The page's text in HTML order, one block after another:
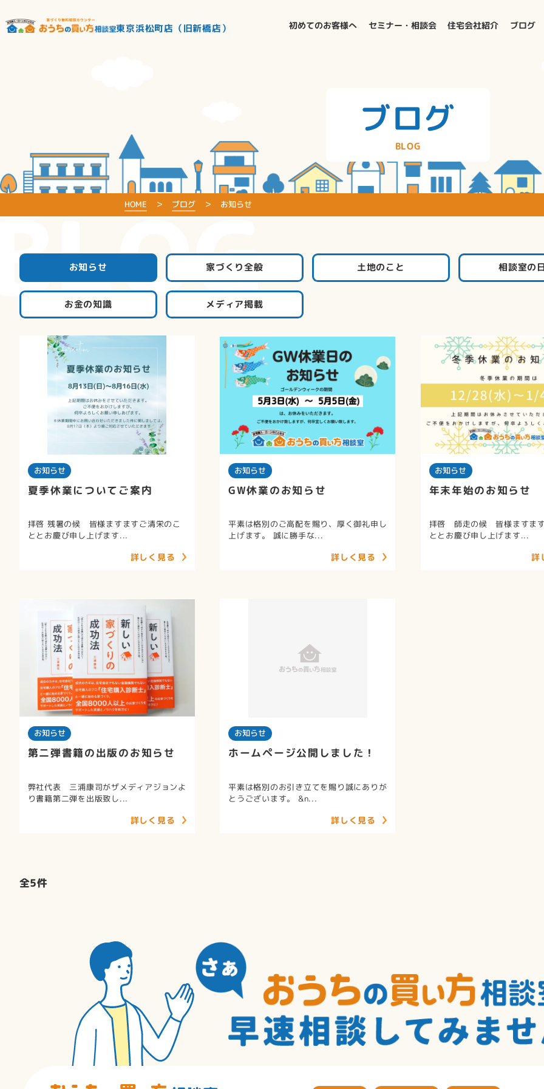
東京浜松町店（旧新橋店） 初めてのお客様へ セミナー・相談会 住宅会社紹介 ブログ
ブログ
BLOG
HOME ブログ お知らせ
お知らせ 家づくり全般 土地のこと 相談室の
お金の知識 メディア掲載
お知らせ
夏季休業についてご案内
拝啓 残暑の候 皆様ますますご清栄のこ
ととお慶び申し上げます...
詳しく見る
お知らせ
GW休業のお知らせ
平素は格別のご高配を賜り、厚く御礼申し
上げます。 誠に勝手な...
詳しく見る
お知らせ
年末年始のお知らせ
拝啓 師走の候 皆様ますま
ととお慶び申し上げます...
詳
お知らせ
第二弾書籍の出版のお知らせ
弊社代表 三浦康司がザメディアジョンよ
り書籍第二弾を出版致し...
詳しく見る
お知らせ
ホームページ公開しました！
平素は格別のお引き立てを賜り誠にありが
とうございます。 &n...
詳しく見る
全5件